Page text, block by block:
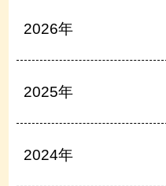
2026年
2025年
2024年